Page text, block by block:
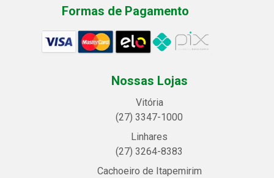
Formas de Pagamento
Nossas Lojas
Vitória
(27) 3347-1000
Linhares
(27) 3264-8383
Cachoeiro de Itapemirim